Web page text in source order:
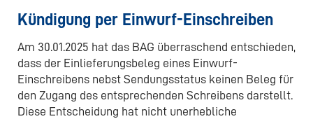
Kündigung per Einwurf-Einschreiben
Am 30.01.2025 hat das BAG überraschend entschieden,
dass der Einlieferungsbeleg eines Einwurf-
Einschreibens nebst Sendungsstatus keinen Beleg für
den Zugang des entsprechenden Schreibens darstellt.
Diese Entscheidung hat nicht unerhebliche